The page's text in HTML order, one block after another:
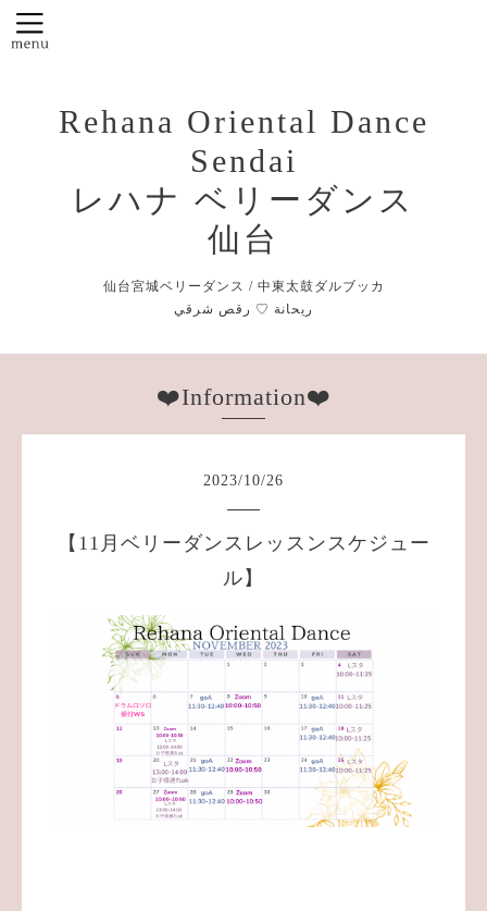
Rehana Oriental Dance
Sendai
レハナ ベリーダンス
仙台
仙台宮城ベリーダンス / 中東太鼓ダルブッカ
❤️Information❤️
2023/10/26
【11月ベリーダンスレッスンスケジュー
ル】